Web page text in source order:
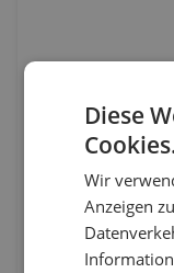
Diese
Wir
Anzeigen